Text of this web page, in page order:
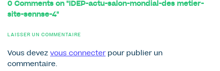
0 Comments on "IDEP-actu-salon-mondial-des metier-
site-sennse-4"
LAISSER UN COMMENTAIRE
Vous devez vous connecter pour publier un
commentaire.